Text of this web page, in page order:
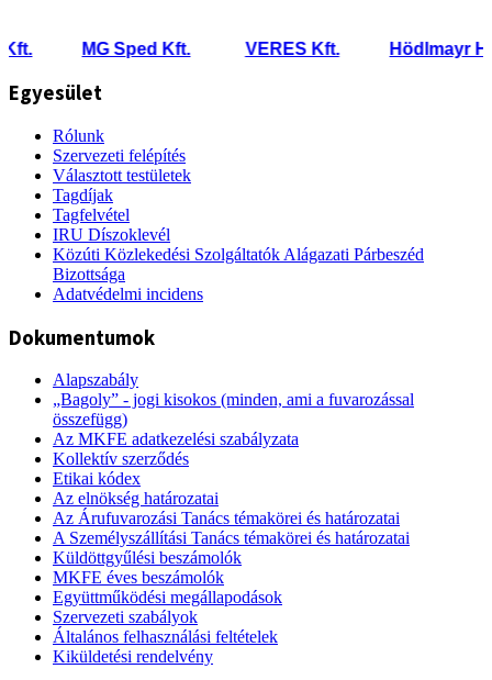
MG Sped Kft. VERES Kft. Hödlmayr
Egyesület
Rólunk
Szervezeti felépítés
Választott testületek
Tagdíjak
Tagfelvétel
IRU Díszoklevél
Közúti Közlekedési Szolgáltatók Alágazati Párbeszéd
Bizottsága
Adatvédelmi incidens
Dokumentumok
Alapszabály
„Bagoly” - jogi kisokos (minden, ami a fuvarozással
összefügg)
Az MKFE adatkezelési szabályzata
Kollektív szerződés
Etikai kódex
Az elnökség határozatai
Az Árufuvarozási Tanács témakörei és határozatai
A Személyszállítási Tanács témakörei és határozatai
Küldöttgyűlési beszámolók
MKFE éves beszámolók
Együttműködési megállapodások
Szervezeti szabályok
Általános felhasználási feltételek
Kiküldetési rendelvény